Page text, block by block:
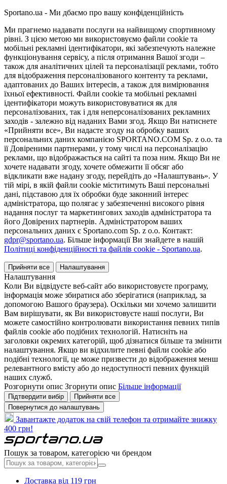
Sportano.ua - Ми дбаємо про вашу конфіденційність
Ми прагнемо надавати послуги на найвищому спортивному
рівні. З цією метою ми використовуємо файли cookie та
мобільні рекламні ідентифікатори, які забезпечують належне
функціонування сервісу, а після отримання Вашої згоди –
також для аналітичних цілей та персоналізації реклами, тобто
для відображення персоналізованого контенту та реклами,
адаптованих до Ваших інтересів, а також для вимірювання
їхньої ефективності. Файли cookie та мобільні рекламні
ідентифікатори можуть використовуватися як для
персоналізованих, так і для неперсоналізованих рекламних
заходів - залежно від наданих Вами згод. Якщо Ви натиснете
«Прийняти все», Ви надасте згоду на обробку ваших
персональних даних компанією SPORTANO.COM Sp. z o.o. та
її Довіреними партнерами, у тому числі на персоналізацію
реклами, що відображається на сайті та поза ним. Якщо Ви не
хочете надавати згоду, хочете обмежити її обсяг або
відкликати вже надану згоду, перейдіть до «Налаштувань». У
тій мірі, в якій файли cookie міститимуть Ваші персональні
дані, підставою для їх обробки буде законний інтерес
адміністратора, що полягає у забезпеченні високого рівня
надання послуг та маркетингових заходів адміністратора та
його Довірених партнерів. Адміністратором ваших
персональних даних є Sportano.com Sp. z o.o. Контакт:
gdpr@sportano.ua. Більше інформації Ви знайдете в нашій
Політиці конфіденційності та файлів cookie - Sportano.ua.
Прийняти все Налаштування
Налаштування
Коли Ви відвідуєте веб-сайт або використовуєте програму,
інформація може збиратися або зберігатися (наприклад, за
допомогою Вашого браузера). Оскільки ми хочемо залишити
Вам вирішувати, як Ви використовуєте наші послуги, Ви
можете самостійно контролювати використання певних типів
файлів cookie або подібних технологій. Натисніть на
заголовки окремих категорій, щоб дізнатися більше та змінити
налаштування. Якщо ви відхилите певні файли cookie або
подібні технології, це може призвести до відображення менш
релевантного вмісту або до недоступності певних функцій
наших служб.
Розгорнути опис Згорнути опис Більше інформації
Підтвердити вибір
Прийняти все
Повернутися до налаштувань
Завантажте додаток на свій телефон та отримайте знижку
400 грн!
Пошук за товаром, категорією чи брендом
Доставка від 119 грн